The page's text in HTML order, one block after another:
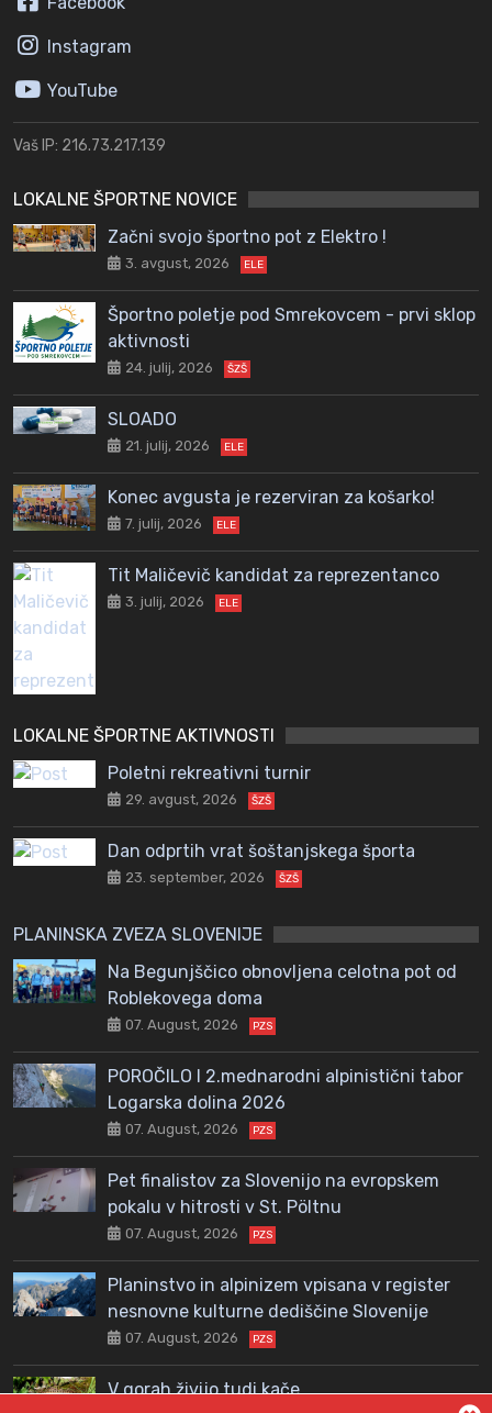
Instagram
YouTube
Vaš IP: 216.73.217.139
LOKALNE ŠPORTNE NOVICE
Začni svojo športno pot z Elektro !
3. avgust, 2026 ELE
Športno poletje pod Smrekovcem - prvi sklop
aktivnosti
24. julij, 2026 ŠZŠ
SLOADO
21. julij, 2026 ELE
Konec avgusta je rezerviran za košarko!
7. julij, 2026 ELE
Tit Maličevič kandidat za reprezentanco
3. julij, 2026 ELE
LOKALNE ŠPORTNE AKTIVNOSTI
Poletni rekreativni turnir
29. avgust, 2026 ŠZŠ
Dan odprtih vrat šoštanjskega športa
23. september, 2026 ŠZŠ
PLANINSKA ZVEZA SLOVENIJE
Na Begunjščico obnovljena celotna pot od
Roblekovega doma
07. August, 2026 PZS
POROČILO I 2.mednarodni alpinistični tabor
Logarska dolina 2026
07. August, 2026 PZS
Pet finalistov za Slovenijo na evropskem
pokalu v hitrosti v St. Pöltnu
07. August, 2026 PZS
Planinstvo in alpinizem vpisana v register
nesnovne kulturne dediščine Slovenije
07. August, 2026 PZS
V gorah živijo tudi kače